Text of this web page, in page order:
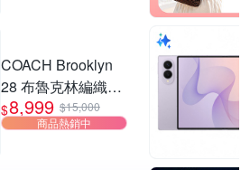
COACH Brooklyn
28 布魯克林編織款
單肩包-橄欖綠
$8,999 $15,000
商品熱銷中